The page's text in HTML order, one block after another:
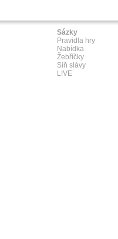
Sázky
Pravidla hry
Nabídka
Žebříčky
Síň slávy
L!VE